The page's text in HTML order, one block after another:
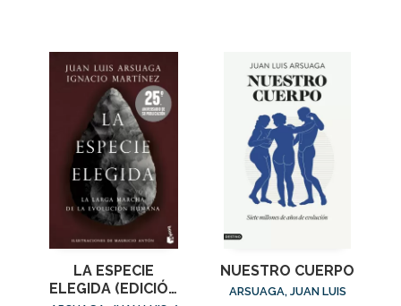
LA ESPECIE
ELEGIDA (EDICIÓN
NUESTRO CUERPO
ARSUAGA, JUAN LUIS